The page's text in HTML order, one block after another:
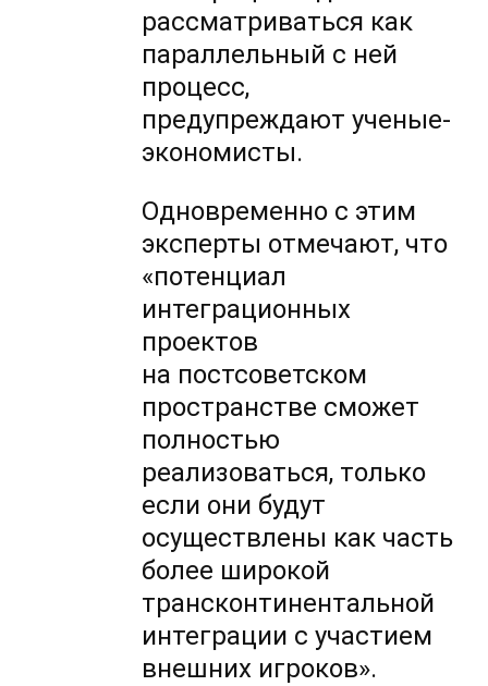
рассматриваться как
параллельный с ней
процесс,
предупреждают ученые-
экономисты.
Одновременно с этим
эксперты отмечают, что
«потенциал
интеграционных
проектов
на постсоветском
пространстве сможет
полностью
реализоваться, только
если они будут
осуществлены как часть
более широкой
трансконтинентальной
интеграции с участием
внешних игроков».